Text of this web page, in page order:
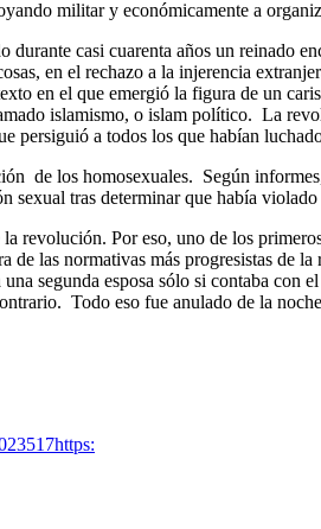
militar y económicamente a
casi cuarenta años un reinado
en el rechazo a la injerencia
en el que emergió la figura de un
islamismo, o islam político. La
a todos los que habían
de los homosexuales. Según
sexual tras determinar que había
revolución. Por eso, uno de los
las normativas más progresistas de
segunda esposa sólo si contaba
Todo eso fue anulado de la
https: